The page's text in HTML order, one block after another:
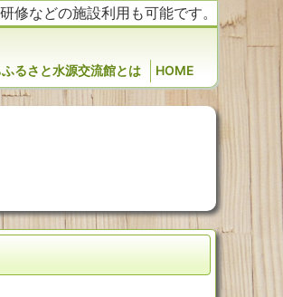
修などの施設利用も可能です。
ふるさと水源交流館とは HOME